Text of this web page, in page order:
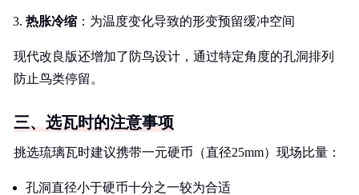
热胀冷缩 ：为温度变化导致的形变预留缓冲空间
现代改良版还增加了防鸟设计，通过特定角度的孔洞排列
防止鸟类停留。
三、选瓦时的注意事项
挑选琉璃瓦时建议携带一元硬币（直径25mm）现场比量：
孔洞直径小于硬币十分之一较为合适